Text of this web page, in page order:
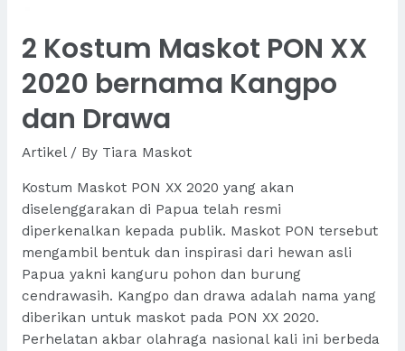
2 Kostum Maskot PON XX
2020 bernama Kangpo
dan Drawa
Artikel/ By Tiara Maskot
Kostum Maskot PON XX 2020 yang akan
diselenggarakan di Papua telah resmi
diperkenalkan kepada publik. Maskot PON tersebut
mengambil bentuk dan inspirasi dari hewan asli
Papua yakni kanguru pohon dan burung
cendrawasih. Kangpo dan drawa adalah nama yang
diberikan untuk maskot pada PON XX 2020.
Perhelatan akbar olahraga nasional kali ini berbeda